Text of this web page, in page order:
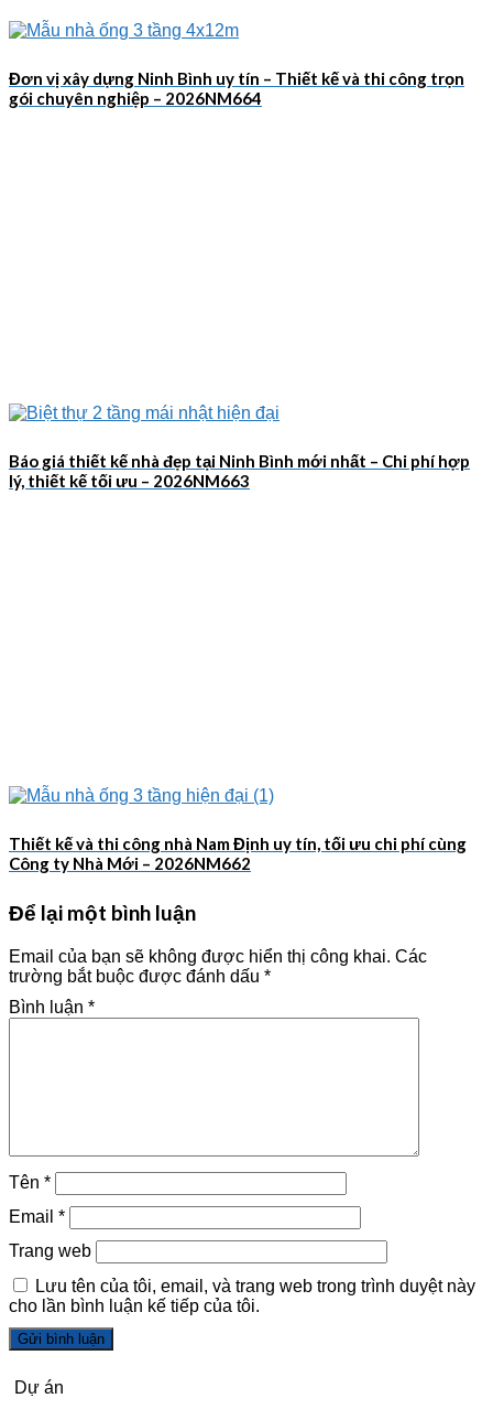
Đơn vị xây dựng Ninh Bình uy tín – Thiết kế và thi công trọn
gói chuyên nghiệp – 2026NM664
Báo giá thiết kế nhà đẹp tại Ninh Bình mới nhất – Chi phí hợp
lý, thiết kế tối ưu – 2026NM663
Thiết kế và thi công nhà Nam Định uy tín, tối ưu chi phí cùng
Công ty Nhà Mới – 2026NM662
Để lại một bình luận
Email của bạn sẽ không được hiển thị công khai. Các
trường bắt buộc được đánh dấu *
Bình luận *
Tên *
Email *
Trang web
Lưu tên của tôi, email, và trang web trong trình duyệt này
cho lần bình luận kế tiếp của tôi.
Dự án